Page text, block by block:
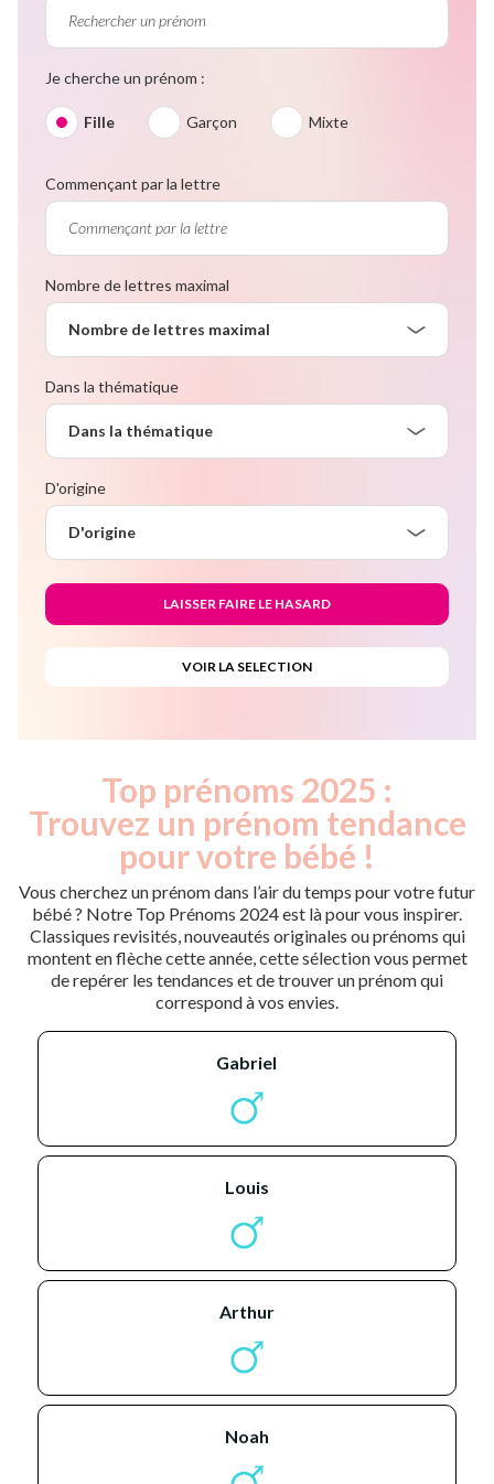
Je cherche un prénom :
Fille Garçon Mixte
Commençant par la lettre
Nombre de lettres maximal
Nombre de lettres maximal
Dans la thématique
Dans la thématique
D'origine
D'origine
Top prénoms 2025 :
Trouvez un prénom tendance
pour votre bébé !
Vous cherchez un prénom dans l’air du temps pour votre futur
bébé ? Notre Top Prénoms 2024 est là pour vous inspirer.
Classiques revisités, nouveautés originales ou prénoms qui
montent en flèche cette année, cette sélection vous permet
de repérer les tendances et de trouver un prénom qui
correspond à vos envies.
gabriel
louis
arthur
noah